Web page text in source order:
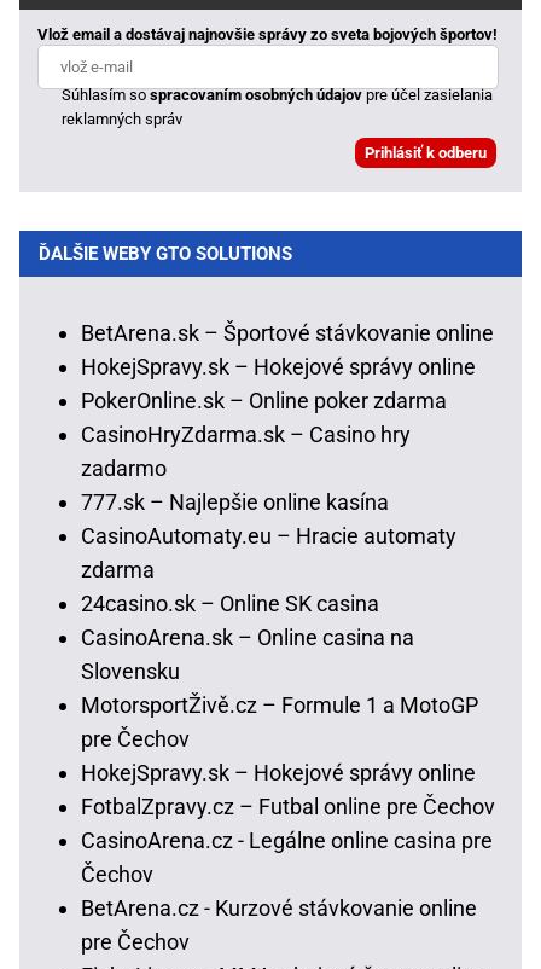
Vlož email a dostávaj najnovšie správy zo sveta bojových športov!
Súhlasím sospracovaním osobných údajovpre účel zasielania
reklamných správ
ĎALŠIE WEBY GTO SOLUTIONS
BetArena.sk – Športové stávkovanie online
HokejSpravy.sk – Hokejové správy online
PokerOnline.sk – Online poker zdarma
CasinoHryZdarma.sk – Casino hry
zadarmo
777.sk – Najlepšie online kasína
CasinoAutomaty.eu – Hracie automaty
zdarma
24casino.sk – Online SK casina
CasinoArena.sk – Online casina na
Slovensku
MotorsportŽivě.cz – Formule 1 a MotoGP
pre Čechov
HokejSpravy.sk – Hokejové správy online
FotbalZpravy.cz – Futbal online pre Čechov
CasinoArena.cz - Legálne online casina pre
Čechov
BetArena.cz - Kurzové stávkovanie online
pre Čechov